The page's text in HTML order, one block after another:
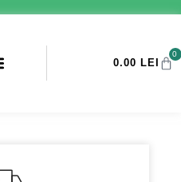
0.00 LEI
0